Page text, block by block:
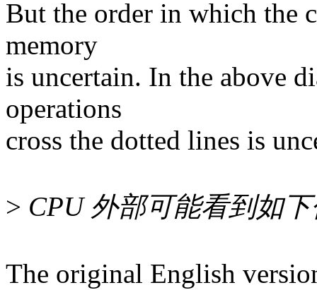
But the order in which the
memory
is uncertain. In the above
operations
cross the dotted lines is
> CPU 外部可能看到如
The original English